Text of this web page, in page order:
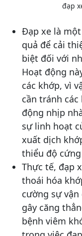
đạp
Đạp xe là
quả để cải
biệt đối với
Hoạt động
các khớp, vì
cần tránh
động nhịp
sự linh hoạt
xuất dịch
thiểu độ cứng​
Thực tế, đạp
thoái hóa
cường sự
gây căng
bệnh viêm